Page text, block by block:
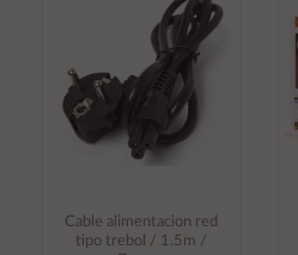
carrito
Cable alimentacion red
tipo trebol / 1.5m /